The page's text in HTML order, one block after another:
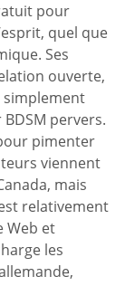
pour
quel que
Ses
ouverte,
simplement
pervers.
pimenter
viennent
mais
relativement
Web et
les